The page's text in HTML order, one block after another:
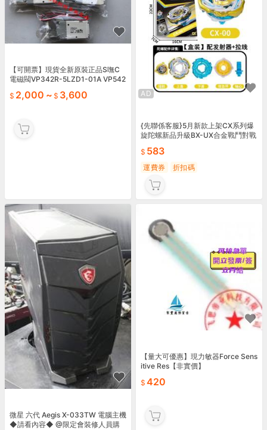
【可開票】現貨全新原裝正品S嘸C
電磁閥VP342R-5LZD1-01A VP542
2,000 ~ 3,600 AD
{先聯係客服}5月新款上架CX系列爆
旋陀螺新品升級BX-UX合金戰鬥對戰
583
運費券 折扣碼
微星 六代 Aegis X-033TW 電腦主機
◆請看內容◆ @限定會裝修人員購
【量大可優惠】現力敏器Force Sens
itive Res【非實價】
420